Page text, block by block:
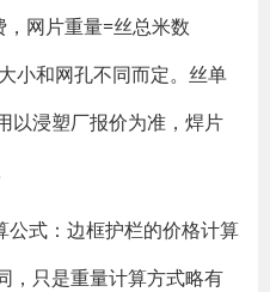
网片重量=丝总米数
小和网孔不同而定。丝单
以浸塑厂报价为准，焊片
式：边框护栏的价格计算
，只是重量计算方式略有